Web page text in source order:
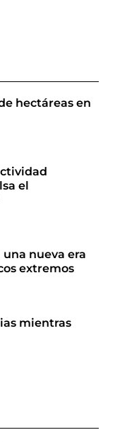
hectáreas en
el
nueva era
extremos
mientras